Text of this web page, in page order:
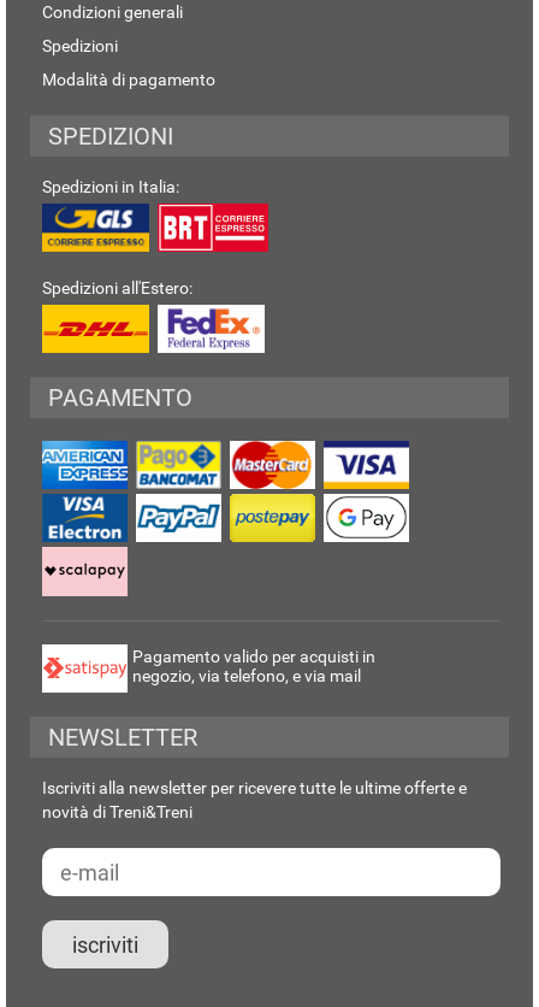
Condizioni generali
Spedizioni
Modalità di pagamento
SPEDIZIONI
Spedizioni in Italia:
Spedizioni all'Estero:
PAGAMENTO
Pagamento valido per acquisti in
negozio, via telefono, e via mail
NEWSLETTER
Iscriviti alla newsletter per ricevere tutte le ultime offerte e
novità di Treni&Treni